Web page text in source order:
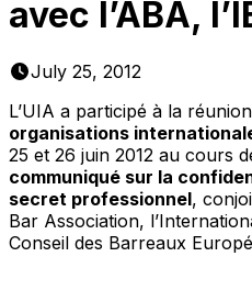
avec l’ABA,
July 25, 2012
L’UIA a participé à la
organisations
25 et 26 juin 2012 au cours
communiqué sur la
secret professionnel,
Bar Association,
Conseil des Barreaux